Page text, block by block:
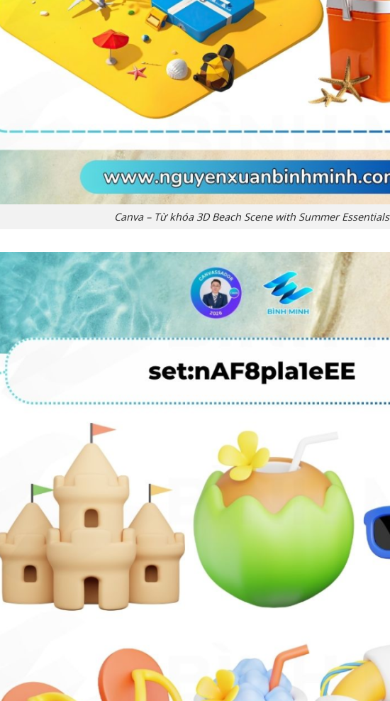
Canva – Từ khóa 3D Beach Scene with Summer Essentials